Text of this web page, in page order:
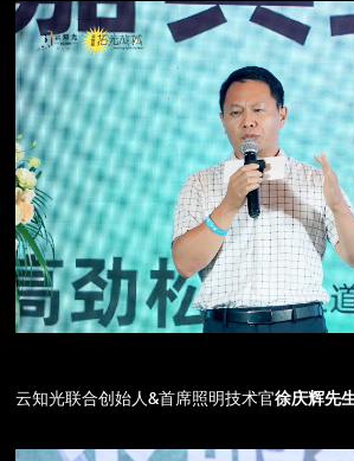
云知光联合创始人&首席照明技术官徐庆辉先